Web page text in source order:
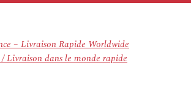
– Livraison Rapide Worldwide
Livraison dans le monde rapide